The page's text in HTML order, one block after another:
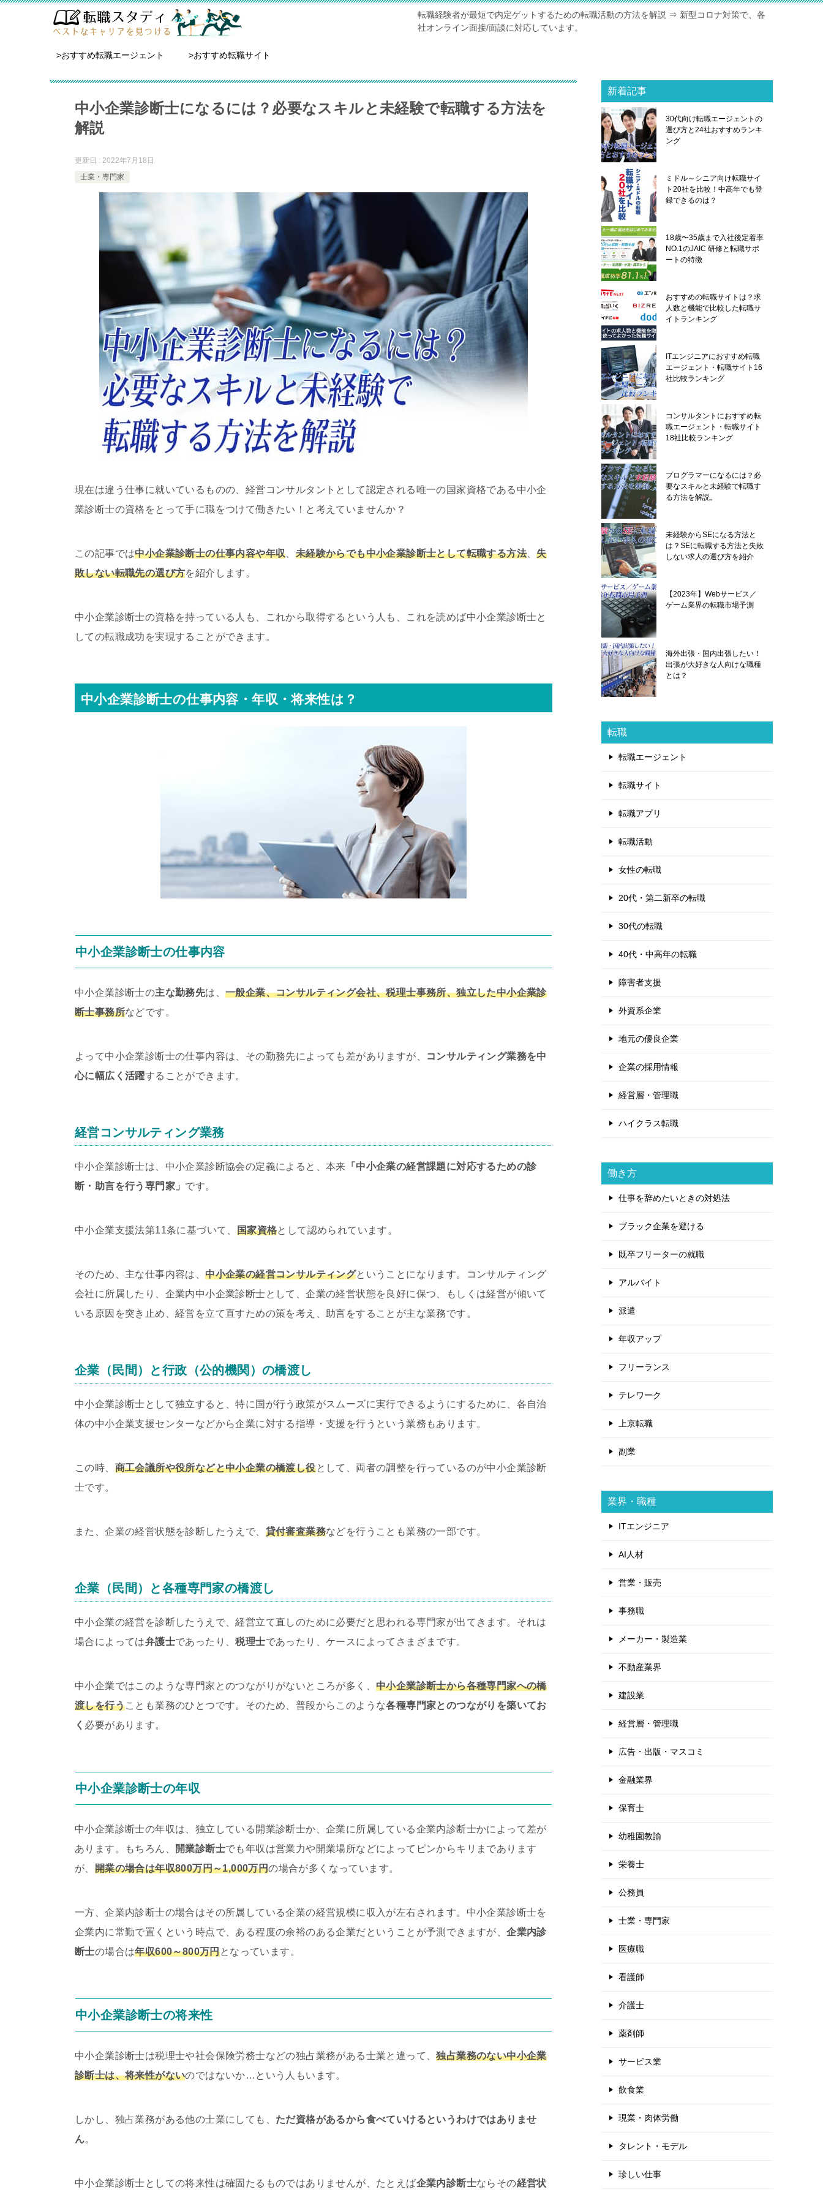
転職経験者が最短で内定ゲットするための転職活動の方法を解説 ⇒ 新型コロナ対策で、各
社オンライン面接/面談に対応しています。
>おすすめ転職エージェント >おすすめ転職サイト
中小企業診断士になるには？必要なスキルと未経験で転職する方法を
解説
更新日 : 2022年7月18日
士業・専門家
現在は違う仕事に就いているものの、経営コンサルタントとして認定される唯一の国家資格である中小企
業診断士の資格をとって手に職をつけて働きたい！と考えていませんか？
この記事では中小企業診断士の仕事内容や年収 未経験からでも中小企業診断士として転職する方法 、失
敗しない転職先の選び方を紹介します。
中小企業診断士の資格を持っている人も、これから取得するという人も、これを読めば中小企業診断士と
しての転職成功を実現することができます。
中小企業診断士の仕事内容・年収・将来性は？
中小企業診断士の仕事内容
中小企業診断士の主な勤務先は、一般企業、コンサルティング会社、税理士事務所、独立した中小企業診
断士事務所などです。
よって中小企業診断士の仕事内容は、その勤務先によっても差がありますが、
コンサルティング業務を中
心に幅広く活躍することができます。
経営コンサルティング業務
中小企業診断士は、中小企業診断協会の定義によると、本来 「中小企業の経営課題に対応するための診
断・助言を行う専門家」 です。
中小企業支援法第11条に基づいて、 国家資格として認められています。
そのため、主な仕事内容は、中小企業の経営コンサルティングということになります。コンサルティング
会社に所属したり、企業内中小企業診断士として、企業の経営状態を良好に保つ、もしくは経営が傾いて
いる原因を突き止め、経営を立て直すための策を考え、助言をすることが主な業務です。
企業（民間）と行政（公的機関）の橋渡し
中小企業診断士として独立すると、特に国が行う政策がスムーズに実行できるようにするために、各自治
体の中小企業支援センターなどから企業に対する指導・支援を行うという業務もあります。
この時、 商工会議所や役所などと中小企業の橋渡し役として、両者の調整を行っているのが中小企業診断
士です。
また、企業の経営状態を診断したうえで、 貸付審査業務などを行うことも業務の一部です。
企業（民間）と各種専門家の橋渡し
中小企業の経営を診断したうえで、経営立て直しのために必要だと思われる専門家が出てきます。それは
場合によっては弁護士であったり、税理士であったり、ケースによってさまざまです。
中小企業ではこのような専門家とのつながりがないところが多く、 中小企業診断士から各種専門家への橋
渡しを行うことも業務のひとつです。そのため、普段からこのような各種専門家とのつながりを築いてお
く 必要があります。
中小企業診断士の年収
中小企業診断士の年収は、独立している開業診断士か、企業に所属している企業内診断士かによって差が
あります。もちろん、
開業診断士でも年収は営業力や開業場所などによってピンからキリまであります
が、 開業の場合は年収800万円～1,000万円の場合が多くなっています。
一方、企業内診断士の場合はその所属している企業の経営規模に収入が左右されます。中小企業診断士を
企業内に常勤で置くという時点で、ある程度の余裕のある企業だということが予測できますが、企業内診
断士の場合は年収600～800万円となっています。
中小企業診断士の将来性
中小企業診断士は税理士や社会保険労務士などの独占業務がある士業と違って、独占業務のない中小企業
診断士は、将来性がないのではないか…という人もいます。
しかし、独占業務がある他の士業にしても、 ただ資格があるから食べていけるというわけではありませ
ん。
中小企業診断士としての将来性は確固たるものではありませんが、たとえば企業内診断士ならその経営状
新着記事
30代向け転職エージェントの
選び方と24社おすすめランキ
ング
ミドル～シニア向け転職サイ
ト20社を比較！中高年でも登
録できるのは？
18歳〜35歳まで入社後定着率
NO.1のJAIC 研修と転職サポ
ートの特徴
おすすめの転職サイトは？求
人数と機能で比較した転職サ
イトランキング
ITエンジニアにおすすめ転職
エージェント・転職サイト16
社比較ランキング
コンサルタントにおすすめ転
職エージェント・転職サイト
18社比較ランキング
プログラマーになるには？必
要なスキルと未経験で転職す
る方法を解説。
未経験からSEになる方法と
は？SEに転職する方法と失敗
しない求人の選び方を紹介
【2023年】Webサービス／
ゲーム業界の転職市場予測
海外出張・国内出張したい！
出張が大好きな人向けな職種
とは？
転職
転職エージェント
転職サイト
転職アプリ
転職活動
女性の転職
20代・第二新卒の転職
30代の転職
40代・中高年の転職
障害者支援
外資系企業
地元の優良企業
企業の採用情報
経営層・管理職
ハイクラス転職
働き方
仕事を辞めたいときの対処法
ブラック企業を避ける
既卒フリーターの就職
アルバイト
派遣
年収アップ
フリーランス
テレワーク
上京転職
副業
業界・職種
ITエンジニア
AI人材
営業・販売
事務職
メーカー・製造業
不動産業界
建設業
経営層・管理職
広告・出版・マスコミ
金融業界
保育士
幼稚園教諭
栄養士
公務員
士業・専門家
医療職
看護師
介護士
薬剤師
サービス業
飲食業
現業・肉体労働
タレント・モデル
珍しい仕事